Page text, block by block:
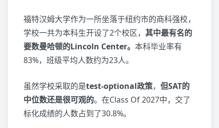
福特汉姆大学作为一所坐落于纽约市的商科强校，
学校一共为本科生开设了2个校区， 其中最有名的
要数曼哈顿的Lincoln Center。 本科毕业率有
83%，班级平均人数约为23人。
虽然学校采取的是test-optional政策， 但SAT的
中位数还是很可观的。在Class Of 2027中，交了
标化成绩的人数占到了30.8%。